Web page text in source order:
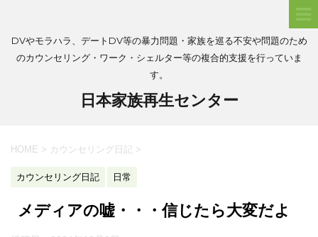
DVやモラハラ、デートDV等の暴力問題・家族を巡る不安や問題のため
のカウンセリング・ワーク・シェルター等の複合的支援を行っていま
す。
日本家族再生センター
HOME > カウンセリング日記 >
カウンセリング日記 日常
メディアの嘘・・・信じたら大変だよ